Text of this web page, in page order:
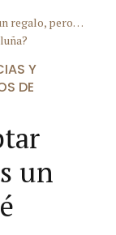
Y
DE
un